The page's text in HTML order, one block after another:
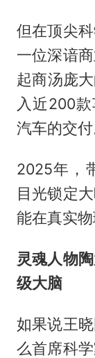
但在顶尖
一位深谙
起商汤庞
入近200
汽车的交付
2025年，
目光锁定
能在真实物
灵魂人物
级大脑
如果说王
么首席科